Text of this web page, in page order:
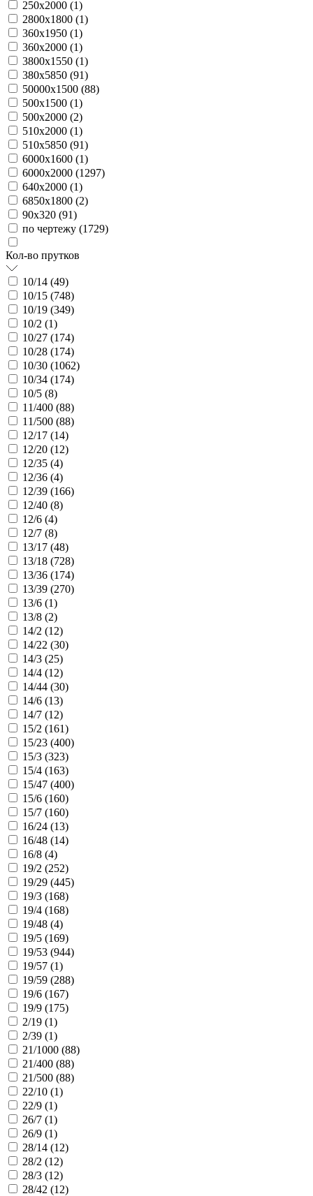
250х2000 (1)
2800х1800 (1)
360х1950 (1)
360х2000 (1)
3800х1550 (1)
380х5850 (91)
50000х1500 (88)
500х1500 (1)
500х2000 (2)
510х2000 (1)
510х5850 (91)
6000х1600 (1)
6000х2000 (1297)
640х2000 (1)
6850х1800 (2)
90х320 (91)
по чертежу (1729)
Кол-во прутков
10/14 (49)
10/15 (748)
10/19 (349)
10/2 (1)
10/27 (174)
10/28 (174)
10/30 (1062)
10/34 (174)
10/5 (8)
11/400 (88)
11/500 (88)
12/17 (14)
12/20 (12)
12/35 (4)
12/36 (4)
12/39 (166)
12/40 (8)
12/6 (4)
12/7 (8)
13/17 (48)
13/18 (728)
13/36 (174)
13/39 (270)
13/6 (1)
13/8 (2)
14/2 (12)
14/22 (30)
14/3 (25)
14/4 (12)
14/44 (30)
14/6 (13)
14/7 (12)
15/2 (161)
15/23 (400)
15/3 (323)
15/4 (163)
15/47 (400)
15/6 (160)
15/7 (160)
16/24 (13)
16/48 (14)
16/8 (4)
19/2 (252)
19/29 (445)
19/3 (168)
19/4 (168)
19/48 (4)
19/5 (169)
19/53 (944)
19/57 (1)
19/59 (288)
19/6 (167)
19/9 (175)
2/19 (1)
2/39 (1)
21/1000 (88)
21/400 (88)
21/500 (88)
22/10 (1)
22/9 (1)
26/7 (1)
26/9 (1)
28/14 (12)
28/2 (12)
28/3 (12)
28/42 (12)